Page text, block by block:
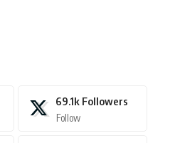
69.1k Followers
Follow